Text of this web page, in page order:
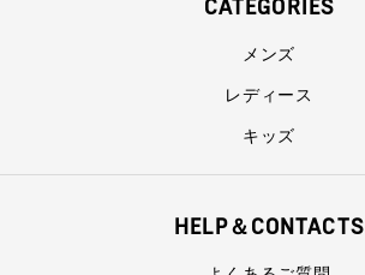
CATEGORIES
メンズ
レディース
キッズ
HELP＆CONTACTS